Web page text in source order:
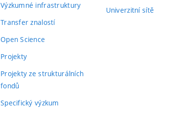
Výzkumné infrastruktury
Transfer znalostí
Open Science
Projekty
Projekty ze strukturálních
fondů
Specifický výzkum
Univerzitní sítě